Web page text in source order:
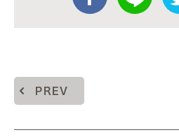
PREV